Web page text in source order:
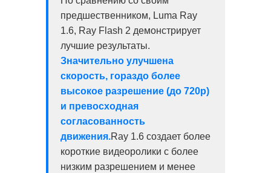
предшественником, Luma Ray
1.6, Ray Flash 2 демонстрирует
лучшие результаты.
Значительно улучшена
скорость, гораздо более
высокое разрешение (до 720p)
и превосходная
согласованность
движения.Ray 1.6 создает более
короткие видеоролики с более
низким разрешением и менее